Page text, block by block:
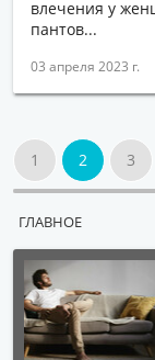
влечения у
пантов...
03 апреля 2023 г.
1 2 3
ГЛАВНОЕ